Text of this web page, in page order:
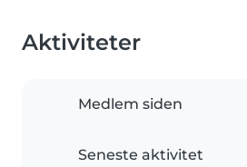
Aktiviteter
Medlem siden
Seneste aktivitet